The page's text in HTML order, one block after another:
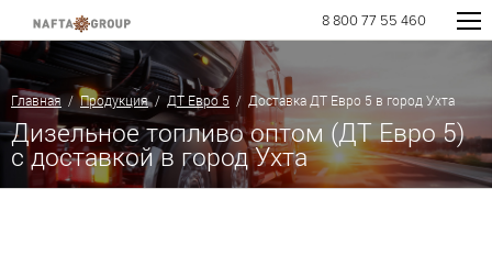
8 800 77 55 460
Главная /Продукция/ ДТ Евро 5 / Доставка ДТ Евро 5 в город Ухта
Дизельное топливо оптом (ДТ Евро 5)
с доставкой в город Ухта